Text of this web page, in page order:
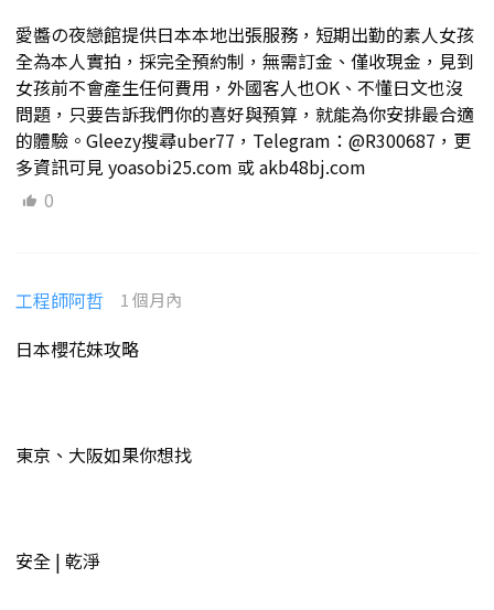
愛醬の夜戀館提供日本本地出張服務，短期出勤的素人女孩
全為本人實拍，採完全預約制，無需訂金、僅收現金，見到
女孩前不會產生任何費用，外國客人也OK、不懂日文也沒
問題，只要告訴我們你的喜好與預算，就能為你安排最合適
的體驗。Gleezy搜尋uber77，Telegram：@R300687，更
多資訊可見 yoasobi25.com 或 akb48bj.com
0
工程師阿哲 1 個月內
日本櫻花妹攻略
東京、大阪如果你想找
安全 | 乾淨